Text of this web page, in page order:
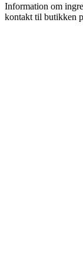
Information om
kontakt til butikken